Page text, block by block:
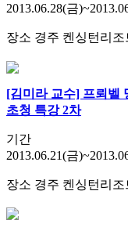
2013.06.28(금
장소 경주 켄싱턴리조
[김미라 교수] 프뢰벨
초청 특강 2차
기간
2013.06.21(금
장소 경주 켄싱턴리조